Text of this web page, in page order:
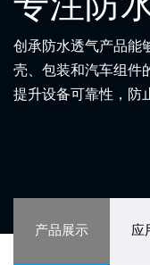
创承防水透气产品能
壳、包装和汽车组件
提升设备可靠性，防
产品展示 应